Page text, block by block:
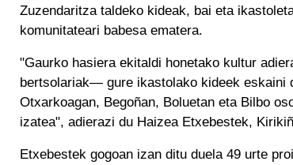
Zuzendaritza taldeko kideak, bai eta
komunitateari babesa ematera.
"Gaurko hasiera ekitaldi honetako kultur
bertsolariak— gure ikastolako kideek eskaini
Otxarkoagan, Begoñan, Boluetan eta Bilbo
izatea", adierazi du Haizea Etxebestek,
Etxebestek gogoan izan ditu duela 49 urte